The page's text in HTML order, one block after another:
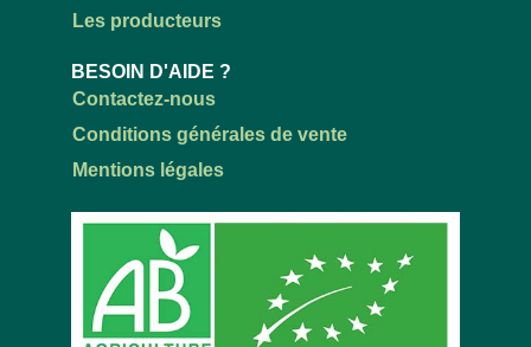
Les producteurs
BESOIN D'AIDE ?
Contactez-nous
Conditions générales de vente
Mentions légales